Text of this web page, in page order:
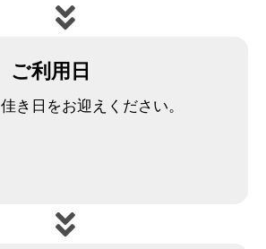
ご利用日
佳き日をお迎えください。